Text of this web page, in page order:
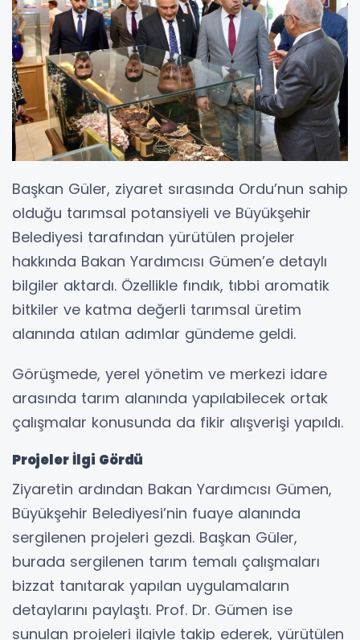
Başkan Güler, ziyaret sırasında Ordu’nun sahip
olduğu tarımsal potansiyeli ve Büyükşehir
Belediyesi tarafından yürütülen projeler
hakkında Bakan Yardımcısı Gümen’e detaylı
bilgiler aktardı. Özellikle fındık, tıbbi aromatik
bitkiler ve katma değerli tarımsal üretim
alanında atılan adımlar gündeme geldi.
Görüşmede, yerel yönetim ve merkezi idare
arasında tarım alanında yapılabilecek ortak
çalışmalar konusunda da fikir alışverişi yapıldı.
Projeler İlgi Gördü
Ziyaretin ardından Bakan Yardımcısı Gümen,
Büyükşehir Belediyesi’nin fuaye alanında
sergilenen projeleri gezdi. Başkan Güler,
burada sergilenen tarım temalı çalışmaları
bizzat tanıtarak yapılan uygulamaların
detaylarını paylaştı. Prof. Dr. Gümen ise
sunulan projeleri ilgiyle takip ederek, yürütülen